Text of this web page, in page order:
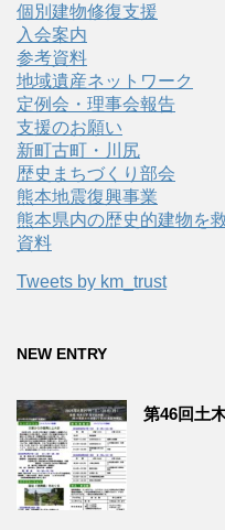
個別建物修復支援
入会案内
参考資料
地域遺産ネットワーク
定例会・理事会報告
支援のお願い
新町古町・川尻
歴史まちづくり部会
熊本地震復興事業
熊本県内の歴史的建物を
資料
Tweets by km_trust
NEW ENTRY
第46回土